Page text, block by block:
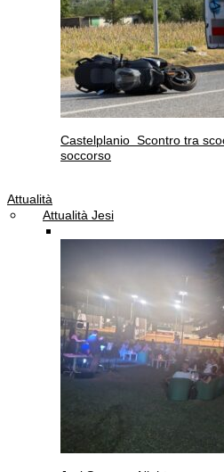
Castelplanio Scontro tra
soccorso
Attualità
Attualità Jesi